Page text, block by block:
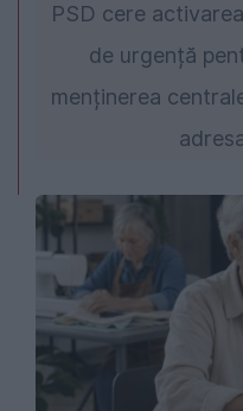
PSD cere
de urgență
menținerea